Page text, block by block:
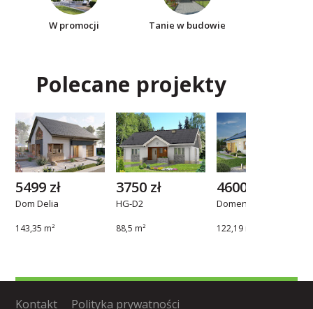
W promocji Tanie w budowie
Polecane projekty
Dom Delia
143,35 m²
5499 zł
HG-D2
88,5 m²
3750 zł
Domena 112 B1
122,19 m²
4600 zł
Kontakt Polityka prywatności